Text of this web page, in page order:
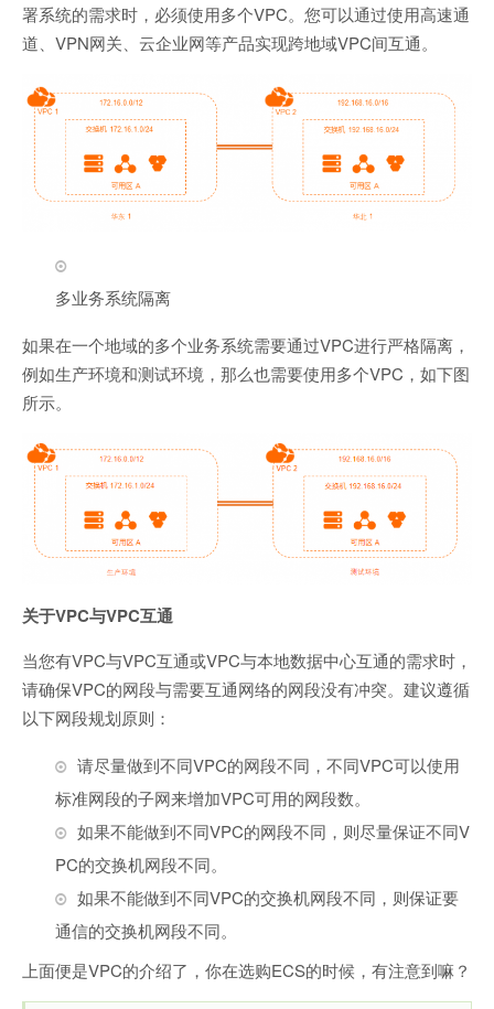
署系统的需求时，必须使用多个VPC。您可以通过使用高速通
道、VPN网关、云企业网等产品实现跨地域VPC间互通。
多业务系统隔离
如果在一个地域的多个业务系统需要通过VPC进行严格隔离，
例如生产环境和测试环境，那么也需要使用多个VPC，如下图
所示。
关于VPC与VPC互通
当您有VPC与VPC互通或VPC与本地数据中心互通的需求时，
请确保VPC的网段与需要互通网络的网段没有冲突。建议遵循
以下网段规划原则：
请尽量做到不同VPC的网段不同，不同VPC可以使用
标准网段的子网来增加VPC可用的网段数。
如果不能做到不同VPC的网段不同，则尽量保证不同V
PC的交换机网段不同。
如果不能做到不同VPC的交换机网段不同，则保证要
通信的交换机网段不同。
上面便是VPC的介绍了，你在选购ECS的时候，有注意到嘛？